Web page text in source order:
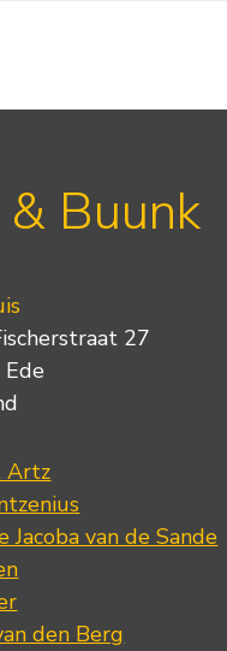
Buunk
27
Artz
Jacoba van de Sande
den Berg